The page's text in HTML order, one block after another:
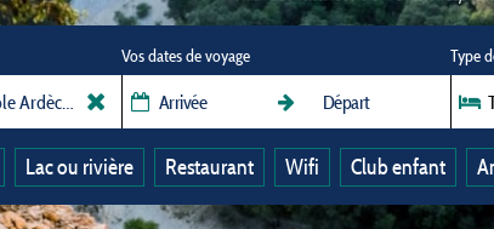
Vos dates de voyage Type
Lac ou rivière Restaurant Wifi Club enfant